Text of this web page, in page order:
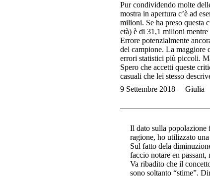
Pur condividendo molte
mostra in apertura c’è ad
milioni. Se ha preso questa
età) è di 31,1 milioni
Errore potenzialmente
del campione. La maggiore
errori statistici più piccoli.
Spero che accetti queste
casuali che lei stesso
9 Settembre 2018
Giulia
Il dato sulla
ragione, ho utilizzato
Sul fatto dela
faccio notare en
Va ribadito che il
sono soltanto “stime”.